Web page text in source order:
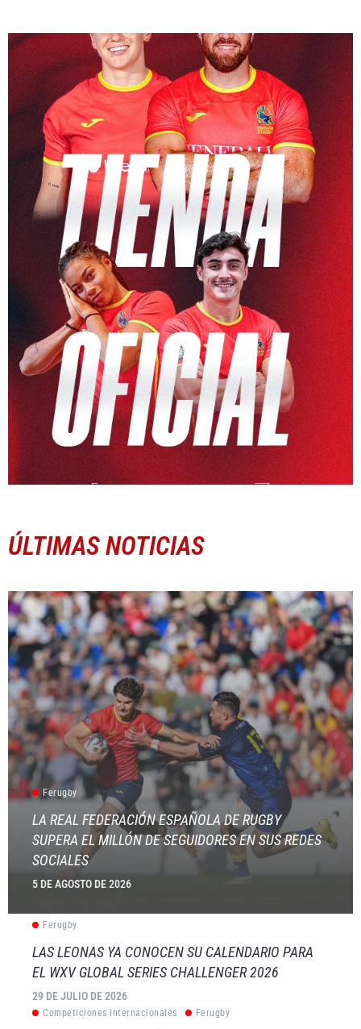
ÚLTIMAS NOTICIAS
Ferugby
LA REAL FEDERACIÓN ESPAÑOLA DE RUGBY
SUPERA EL MILLÓN DE SEGUIDORES EN SUS REDES
SOCIALES
5 DE AGOSTO DE 2026
Ferugby
LAS LEONAS YA CONOCEN SU CALENDARIO PARA
EL WXV GLOBAL SERIES CHALLENGER 2026
29 DE JULIO DE 2026
Competiciones Internacionales Ferugby